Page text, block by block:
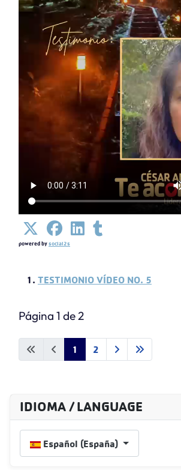
powered bysocial2s
TESTIMONIO VÍDEO NO. 5
Página 1 de 2
1 2
IDIOMA / LANGUAGE
Seleccione su idioma
Español (España)